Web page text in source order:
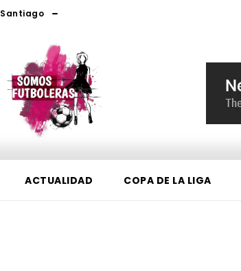
Santiago
ACTUALIDAD COPA DE LA LIGA